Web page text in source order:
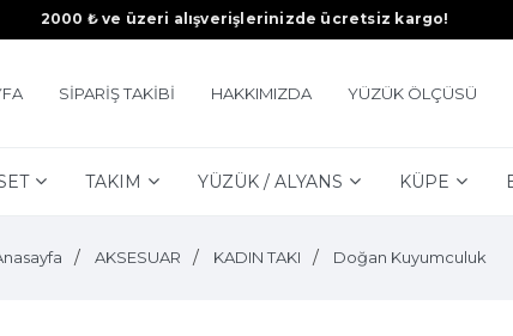
2000 ₺ ve üzeri alışverişlerinizde ücretsiz kargo!
SİPARİŞ TAKİBİ HAKKIMIZDA YÜZÜK ÖLÇÜSÜ
TAKIM YÜZÜK / ALYANS KÜPE
AKSESUAR KADIN TAKI Doğan Kuyumculuk